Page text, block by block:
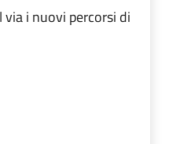
i nuovi percorsi di